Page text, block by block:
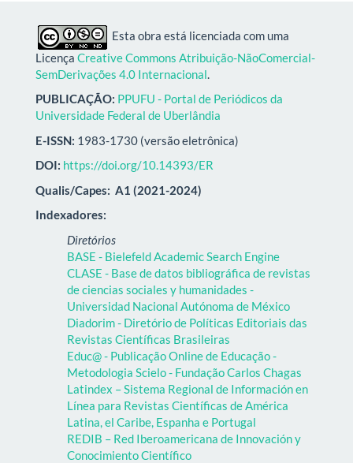
Esta obra está licenciada com uma
Licença Creative Commons Atribuição-NãoComercial-
SemDerivações 4.0 Internacional.
PUBLICAÇÃO: PPUFU - Portal de Periódicos da
Universidade Federal de Uberlândia
E-ISSN: 1983-1730 (versão eletrônica)
DOI: https://doi.org/10.14393/ER
Qualis/Capes: A1 (2021-2024)
Indexadores:
Diretórios
BASE - Bielefeld Academic Search Engine
CLASE - Base de datos bibliográfica de revistas
de ciencias sociales y humanidades -
Universidad Nacional Autónoma de México
Diadorim - Diretório de Políticas Editoriais das
Revistas Científicas Brasileiras
Educ@ - Publicação Online de Educação -
Metodologia Scielo - Fundação Carlos Chagas
Latindex – Sistema Regional de Información en
Línea para Revistas Científicas de América
Latina, el Caribe, Espanha e Portugal
REDIB – Red Iberoamericana de Innovación y
Conocimiento Científico